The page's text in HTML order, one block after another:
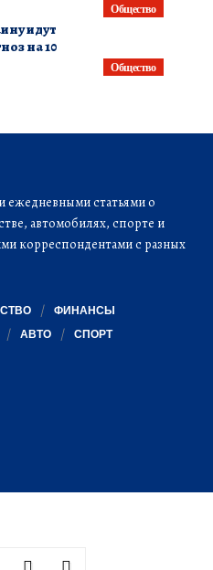
Общество
Общество
идут
на 10
ежедневными статьями о
автомобилях, спорте и
корреспондентами с разных
ФИНАНСЫ
АВТО СПОРТ